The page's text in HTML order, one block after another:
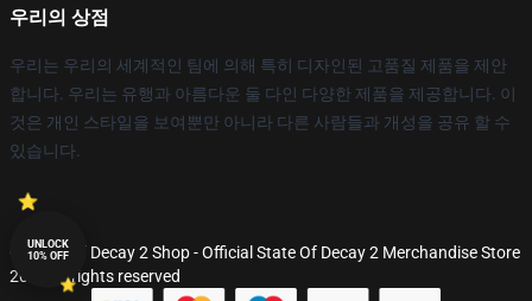
우리의 상점
우리는 우리의 세계적인 팀에 의해 특히 디자인된 고품질 제품을 제안
합니다. 우리는 유행과 아름다운 둘 다인 다양한 제품을 제공합니다. 이
것은 개인 스타일을 보여뿐만 아니라 다른 사람들과 개성을 공유 할 수
있습니다.
© State Of Decay 2 Shop - Official State Of Decay 2 Merchandise Store
2026 all rights reserved
UNLOCK
10% OFF